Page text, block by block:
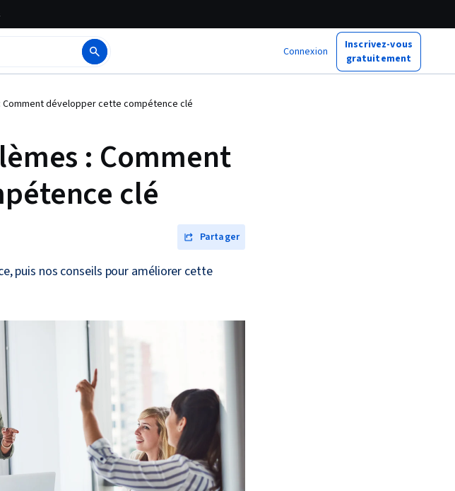
Connexion
Inscrivez-vous
gratuitement
développer cette compétence clé
: Comment
clé
Partager
puis nos conseils pour améliorer cette